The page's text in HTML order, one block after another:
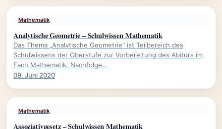
Mathematik
Analytische Geometrie – Schulwissen Mathematik
Das Thema „Analytische Geometrie“ ist Teilbereich des
Schulwissens der Oberstufe zur Vorbereitung des Abiturs im
Fach Mathematik. Nachfolge…
09. Juni 2020
Mathematik
Assoziativgesetz – Schulwissen Mathematik